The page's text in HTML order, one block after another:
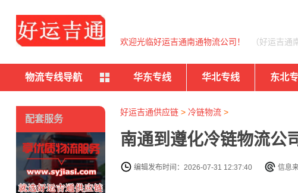
欢迎光临好运吉通南通物流公司！ （好运吉通
物流专线导航 华东专线 华北专线 东北
好运吉通供应链> 冷链物流>
南通到遵化冷链物流公
编辑发布时间：2026-07-31 12:37:40 信息
配套服务